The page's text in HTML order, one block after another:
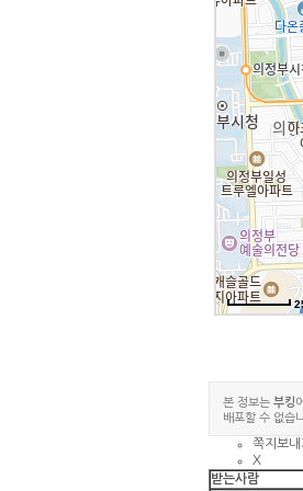
본 정보는 부킹
배포할 수 없습
쪽지보내
X
받는사람